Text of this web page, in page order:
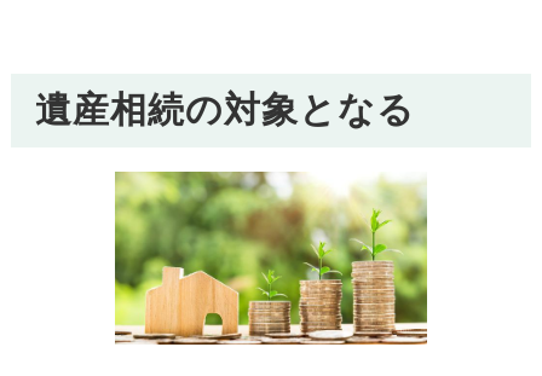
遺産相続の対象となる